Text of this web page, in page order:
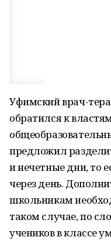
Уфимский врач-
обратился к
предложил
и нечетные дни, то
через день.
школьникам
таком случае, по
учеников в классе